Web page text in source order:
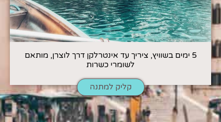
5 ימים בשוויץ, ציריך עד אינטרלקן דרך לוצרן, מותאם
לשומרי כשרות
קליק למתנה